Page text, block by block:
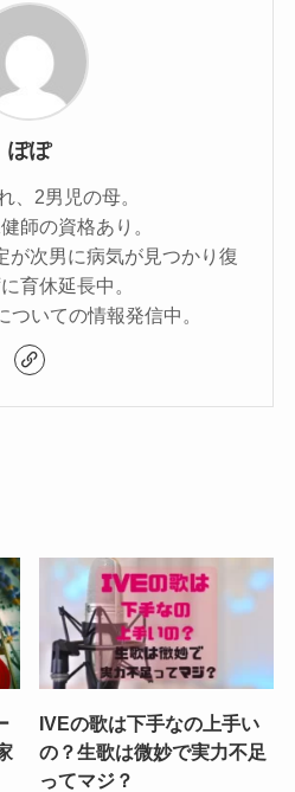
ぽぽ
、2男児の母。
師の資格あり。
が次男に病気が見つかり復
育休延長中。
ついての情報発信中。
IVEの歌は下手なの上手い
の？生歌は微妙で実力不足
ってマジ？